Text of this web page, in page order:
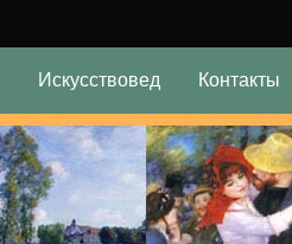
Искусствовед Контакты